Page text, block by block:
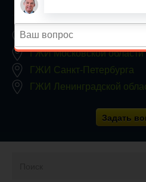
ГЖИ Москвы
ГЖИ Московской области
ГЖИ Санкт-Петербурга
ГЖИ Ленинградской
Задать